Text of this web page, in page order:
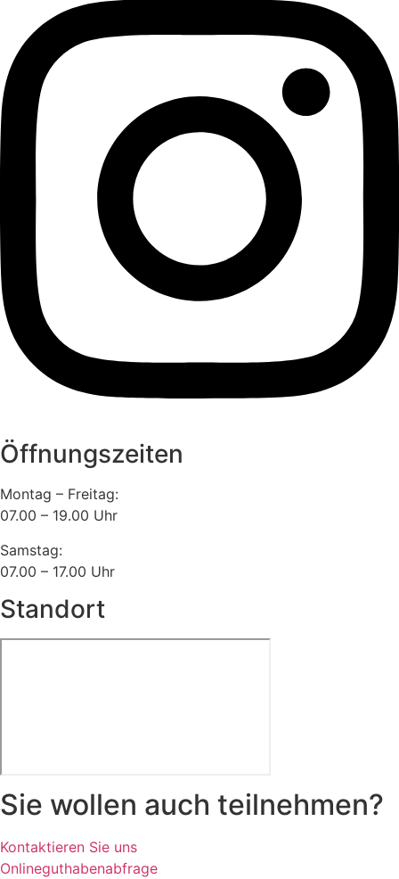
Öffnungszeiten
Montag – Freitag:
07.00 – 19.00 Uhr
Samstag:
07.00 – 17.00 Uhr
Standort
Sie wollen auch teilnehmen?
Kontaktieren Sie uns
Onlineguthabenabfrage